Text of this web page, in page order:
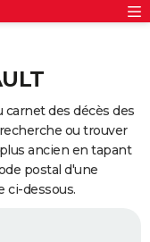
des décès des
ou trouver
ancien en tapant
postal d'une
ci-dessous.